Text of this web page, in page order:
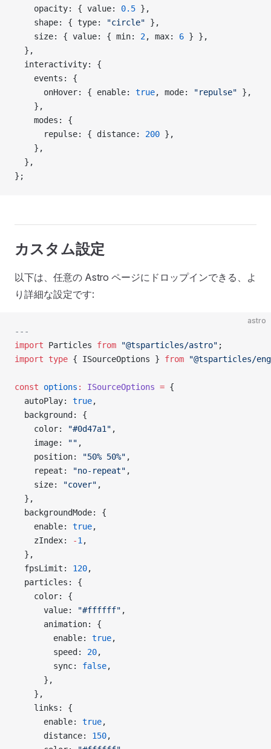
    opacity: { value:
0.5 },
    shape: { type:
"circle" },
    size: { value: { min:
2, max: 6 } },
  },
  interactivity: {
    events: {
      onHover: { enable:
true, mode: "repulse" },
    },
    modes: {
      repulse: { distance:
200 },
    },
  },
};
カスタム設定
以下は、任意の Astro ページにドロップインできる、よ
り詳細な設定です:
astro
---
import Particles from "@tsparticles/astro" ;
import type { ISourceOptions } from "@tsparticles/
const options : ISourceOptions = {
  autoPlay:
true,
  background: {
    color:
"#0d47a1" ,
    image:
"" ,
    position:
"50% 50%" ,
    repeat:
"no-repeat" ,
    size:
"cover" ,
  },
  backgroundMode: {
    enable:
true,
    zIndex:
-1 ,
  },
  fpsLimit:
120,
  particles: {
    color: {
      value:
"#ffffff" ,
      animation: {
        enable:
true,
        speed:
20,
        sync:
false,
      },
    },
    links: {
      enable:
true,
      distance:
150,